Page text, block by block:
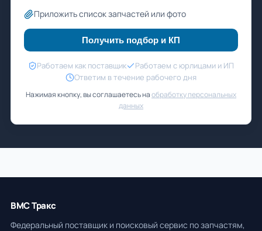
Приложить список запчастей или фото
Получить подбор и КП
Работаем как поставщик
Работаем с юрлицами и ИП
Ответим в течение рабочего дня
Нажимая кнопку, вы соглашаетесь наобработку персональных
данных
ВМС Тракс
Федеральный поставщик и поисковый сервис по запчастям,